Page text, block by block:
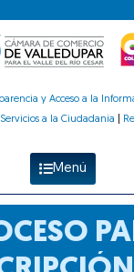
y Acceso a la
a la Ciudadanía
Menú